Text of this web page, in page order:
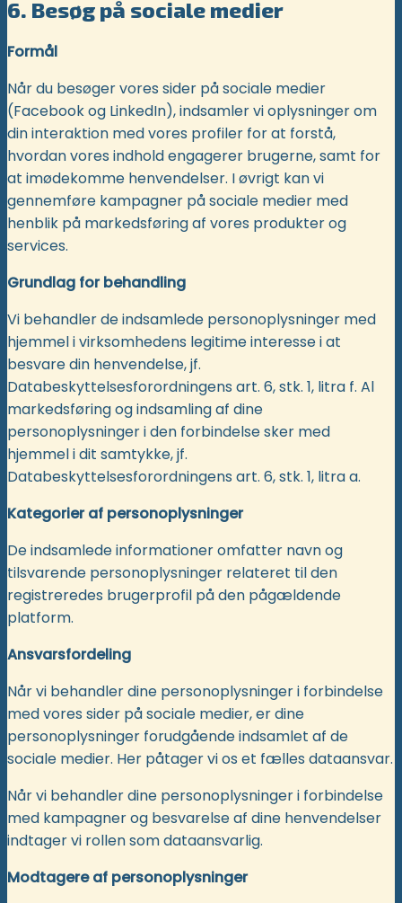
6. Besøg på sociale medier
Formål
Når du besøger vores sider på sociale medier
(Facebook og LinkedIn), indsamler vi oplysninger om
din interaktion med vores profiler for at forstå,
hvordan vores indhold engagerer brugerne, samt for
at imødekomme henvendelser. I øvrigt kan vi
gennemføre kampagner på sociale medier med
henblik på markedsføring af vores produkter og
services.
Grundlag for behandling
Vi behandler de indsamlede personoplysninger med
hjemmel i virksomhedens legitime interesse i at
besvare din henvendelse, jf.
Databeskyttelsesforordningens art. 6, stk. 1, litra f. Al
markedsføring og indsamling af dine
personoplysninger i den forbindelse sker med
hjemmel i dit samtykke, jf.
Databeskyttelsesforordningens art. 6, stk. 1, litra a.
Kategorier af personoplysninger
De indsamlede informationer omfatter navn og
tilsvarende personoplysninger relateret til den
registreredes brugerprofil på den pågældende
platform.
Ansvarsfordeling
Når vi behandler dine personoplysninger i forbindelse
med vores sider på sociale medier, er dine
personoplysninger forudgående indsamlet af de
sociale medier. Her påtager vi os et fælles dataansvar.
Når vi behandler dine personoplysninger i forbindelse
med kampagner og besvarelse af dine henvendelser
indtager vi rollen som dataansvarlig.
Modtagere af personoplysninger